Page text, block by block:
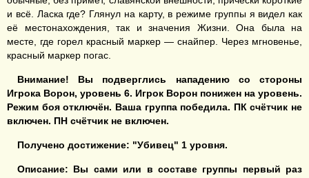
и всё. Ласка где? Глянул на карту, в режиме группы я видел как
её местонахождения, так и значения Жизни. Она была на
месте, где горел красный маркер — снайпер. Через мгновенье,
красный маркер погас.
Внимание! Вы подверглись нападению со стороны
Игрока Ворон, уровень 6. Игрок Ворон понижен на уровень.
Режим боя отключён. Ваша группа победила. ПК счётчик не
включен. ПН счётчик не включен.
Получено достижение: "Убивец" 1 уровня.
Описание: Вы сами или в составе группы первый раз